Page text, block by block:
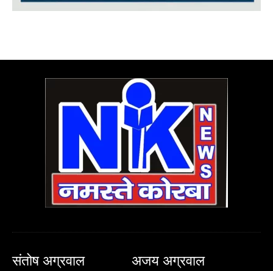
संतोष अग्रवाल अजय अग्रवाल